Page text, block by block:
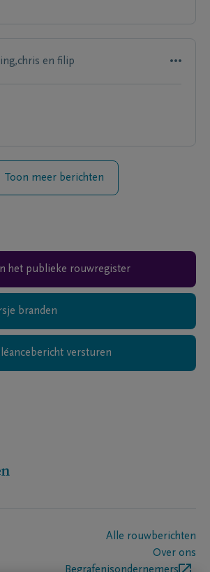
en filip
Toon meer berichten
het publieke rouwregister
branden
versturen
Alle rouwberichten
Over ons
Begrafenisondernemers